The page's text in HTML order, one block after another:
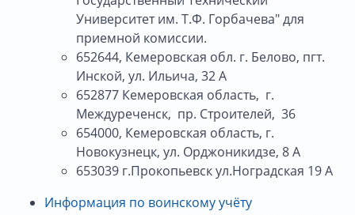
Университет им. Т.Ф. Горбачева" для
приемной комиссии.
652644, Кемеровская обл. г. Белово, пгт.
Инской, ул. Ильича, 32 А
652877 Кемеровская область, г.
Междуреченск, пр. Строителей, 36
654000, Кемеровская область, г.
Новокузнецк, ул. Орджоникидзе, 8 А
653039 г.Прокопьевск ул.Ноградская 19 А
Информация по воинскому учёту